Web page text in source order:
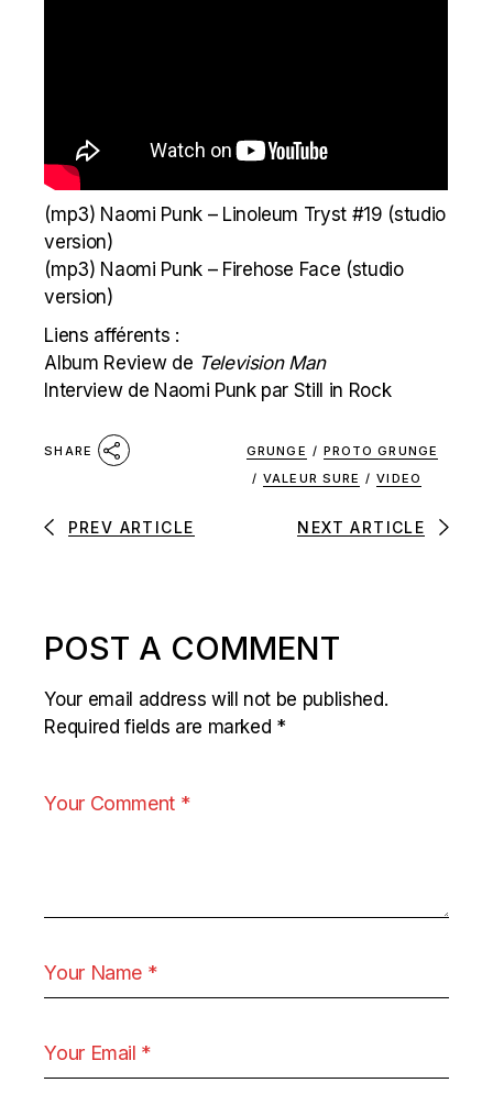
(mp3) Naomi Punk – Linoleum Tryst #19 (studio
version)
(mp3) Naomi Punk – Firehose Face (studio
version)
Liens afférents :
Album Review de Television Man
Interview de Naomi Punk par Still in Rock
SHARE GRUNGE / PROTO GRUNGE
/ VALEUR SURE / VIDEO
PREV ARTICLE NEXT ARTICLE
POST A COMMENT
Your email address will not be published.
Required fields are marked *